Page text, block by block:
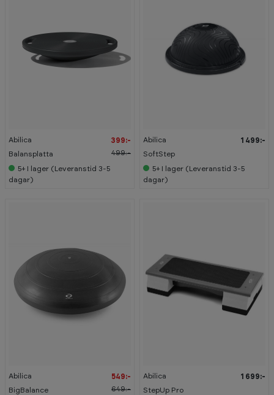
Abilica
Balansplatta
399:-
499:-
5+ I lager (Leveranstid 3-5
dagar)
Abilica
SoftStep
1 499:-
5+ I lager (Leveranstid 3-5
dagar)
Abilica
BigBalance
549:-
649:-
Abilica
StepUp Pro
1 699:-